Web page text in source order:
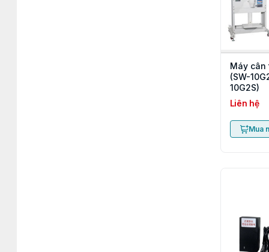
Máy cân
(SW-
10G2S)
Liên hệ
Mua